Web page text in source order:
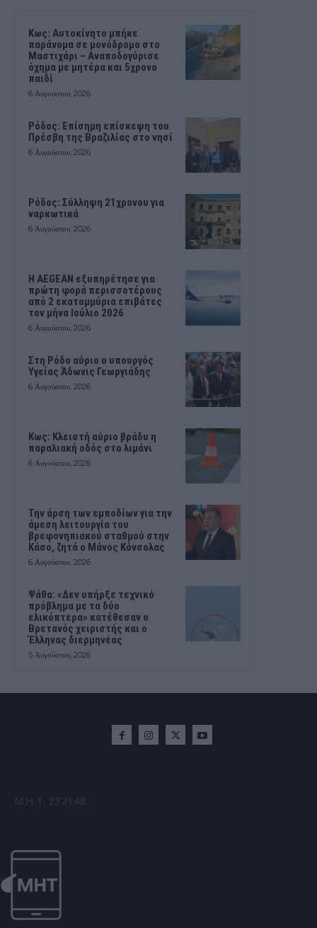
Kως: Αυτοκίνητο μπήκε
παράνομα σε μονόδρομο στο
Μαστιχάρι – Αναποδογύρισε
όχημα με μητέρα και 5χρονο
παιδί
6 Αυγούστου, 2026
Ρόδος: Επίσημη επίσκεψη του
Πρέσβη της Βραζιλίας στο νησί
6 Αυγούστου, 2026
Ρόδος: Σύλληψη 21χρονου για
ναρκωτικά
6 Αυγούστου, 2026
Η AEGEAN εξυπηρέτησε για
πρώτη φορά περισσοτέρους
από 2 εκατομμύρια επιβάτες
τον μήνα Ιούλιο 2026
6 Αυγούστου, 2026
Στη Ρόδο αύριο ο υπουργός
Υγείας Άδωνις Γεωργιάδης
6 Αυγούστου, 2026
Κως: Κλειστή αύριο βράδυ η
παραλιακή οδός στο λιμάνι
6 Αυγούστου, 2026
Την άρση των εμποδίων για την
άμεση λειτουργία του
βρεφονηπιακού σταθμού στην
Κάσο, ζητά ο Μάνος Κόνσολας
6 Αυγούστου, 2026
Ψάθα: «Δεν υπήρξε τεχνικό
πρόβλημα με τα δύο
ελικόπτερα» κατέθεσαν ο
Βρετανός χειριστής και ο
Έλληνας διερμηνέας
5 Αυγούστου, 2026
Μ.Η.Τ. 232148